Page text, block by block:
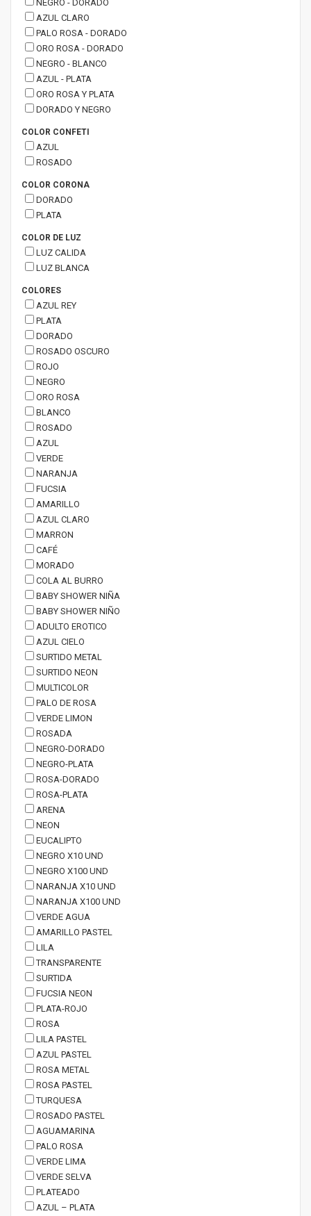
NEGRO - DORADO
AZUL CLARO
PALO ROSA - DORADO
ORO ROSA - DORADO
NEGRO - BLANCO
AZUL - PLATA
ORO ROSA Y PLATA
DORADO Y NEGRO
COLOR CONFETI
AZUL
ROSADO
COLOR CORONA
DORADO
PLATA
COLOR DE LUZ
LUZ CALIDA
LUZ BLANCA
COLORES
AZUL REY
PLATA
DORADO
ROSADO OSCURO
ROJO
NEGRO
ORO ROSA
BLANCO
ROSADO
AZUL
VERDE
NARANJA
FUCSIA
AMARILLO
AZUL CLARO
MARRON
CAFÉ
MORADO
COLA AL BURRO
BABY SHOWER NIÑA
BABY SHOWER NIÑO
ADULTO EROTICO
AZUL CIELO
SURTIDO METAL
SURTIDO NEON
MULTICOLOR
PALO DE ROSA
VERDE LIMON
ROSADA
NEGRO-DORADO
NEGRO-PLATA
ROSA-DORADO
ROSA-PLATA
ARENA
NEON
EUCALIPTO
NEGRO X10 UND
NEGRO X100 UND
NARANJA X10 UND
NARANJA X100 UND
VERDE AGUA
AMARILLO PASTEL
LILA
TRANSPARENTE
SURTIDA
FUCSIA NEON
PLATA-ROJO
ROSA
LILA PASTEL
AZUL PASTEL
ROSA METAL
ROSA PASTEL
TURQUESA
ROSADO PASTEL
AGUAMARINA
PALO ROSA
VERDE LIMA
VERDE SELVA
PLATEADO
AZUL – PLATA